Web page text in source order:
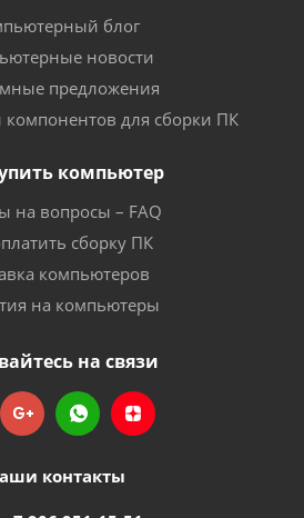
блог
новости
предложения
компонентов для сборки ПК
компьютер
на вопросы – FAQ
сборку ПК
компьютеров
на компьютеры
на связи
контакты